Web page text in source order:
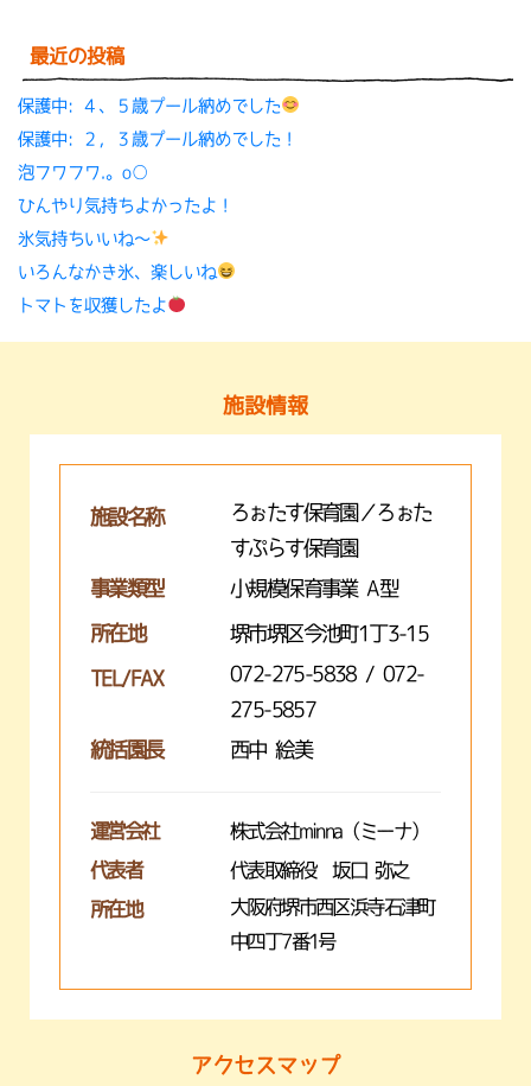
最近の投稿
保護中: ４、５歳プール納めでした
保護中: ２，３歳プール納めでした！
泡フワフワ.。o○
ひんやり気持ちよかったよ！
氷気持ちいいね〜
いろんなかき氷、楽しいね
トマトを収獲したよ
施設情報
施設名称
ろぉたす保育園／ろぉた
すぷらす保育園
事業類型
小規模保育事業 A型
所在地 堺市堺区今池町1丁3-15
TEL/FAX
072-275-5838 / 072-
275-5857
統括園長
西中 絵美
運営会社 株式会社minna（ミーナ）
代表者 代表取締役 坂口 弥之
所在地
大阪府堺市西区浜寺石津町
中四丁7番1号
アクセスマップ